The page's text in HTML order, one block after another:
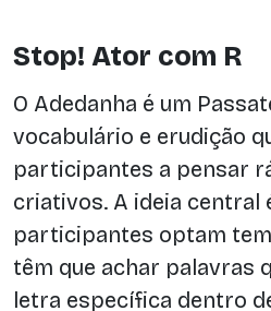
Stop! Ator com R
O Adedanha é um
vocabulário e erudição
participantes a pensar
criativos. A ideia central
participantes optam
têm que achar palavras
letra específica dentro